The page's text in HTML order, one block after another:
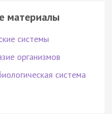
материалы
системы
организмов
система